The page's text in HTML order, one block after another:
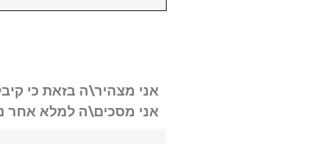
אני מצהיר\ה בזאת כי
אני מסכים\ה למלא אחר